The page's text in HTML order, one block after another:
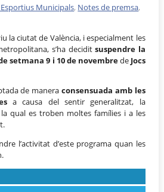
Esportius Municipals, Notes de premsa,
la ciutat de València, i especialment les
s’ha deciditsuspendre la
setmana 9 i 10 de novembrede Jocs
de maneraconsensuada amb les
a causa del sentir generalitzat, la
qual es troben moltes famílies i a les
l’activitat d’este programa quan les